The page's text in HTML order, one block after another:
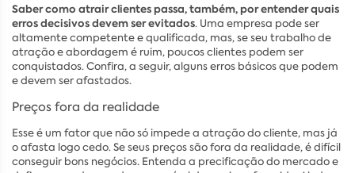
Saber como atrair clientes passa, também, por entender quais
erros decisivos devem ser evitados. Uma empresa pode ser
altamente competente e qualificada, mas, se seu trabalho de
atração e abordagem é ruim, poucos clientes podem ser
conquistados. Confira, a seguir, alguns erros básicos que podem
e devem ser afastados.
Preços fora da realidade
Esse é um fator que não só impede a atração do cliente, mas já
o afasta logo cedo. Se seus preços são fora da realidade, é difícil
conseguir bons negócios. Entenda a precificação do mercado e